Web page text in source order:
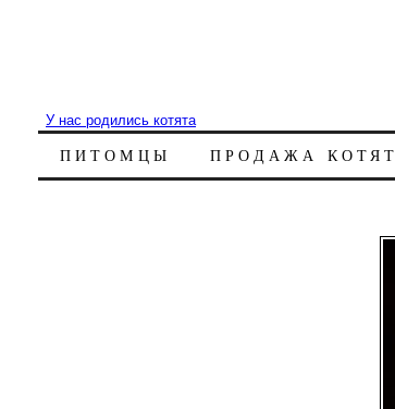
У нас родились котята
ПИТОМЦЫ ПРОДАЖА КОТЯТ